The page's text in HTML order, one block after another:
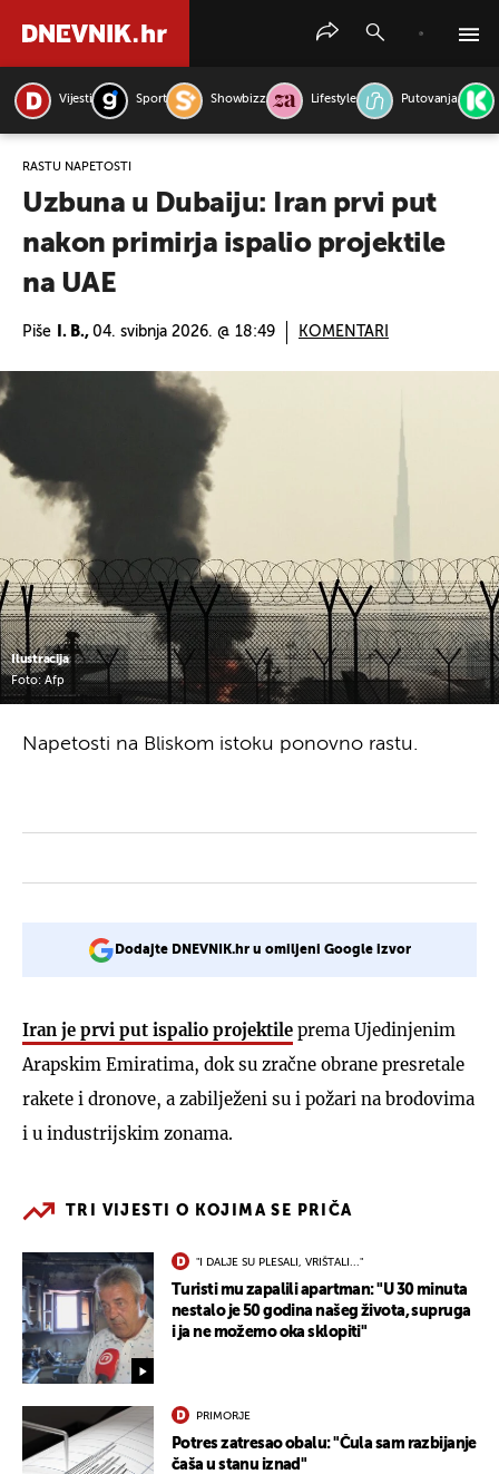
Vijesti Sport Showbizz Lifestyle Putovanja
RASTU NAPETOSTI
Uzbuna u Dubaiju: Iran prvi put
nakon primirja ispalio projektile
na UAE
Piše I. B., 04. svibnja 2026. @ 18:49 KOMENTARI
Ilustracija
Foto: Afp
Napetosti na Bliskom istoku ponovno rastu.
Dodajte DNEVNIK.hr u omiljeni Google izvor
Iran je prvi put ispalio projektile prema Ujedinjenim
Arapskim Emiratima, dok su zračne obrane presretale
rakete i dronove, a zabilježeni su i požari na brodovima
i u industrijskim zonama.
TRI VIJESTI O KOJIMA SE PRIČA
"I DALJE SU PLESALI, VRIŠTALI..."
Turisti mu zapalili apartman: "U 30 minuta
nestalo je 50 godina našeg života, supruga
i ja ne možemo oka sklopiti"
PRIMORJE
Potres zatresao obalu: "Čula sam razbijanje
čaša u stanu iznad"
PRETRAŽITE VIJESTI